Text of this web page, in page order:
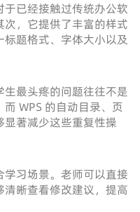
已经接触过传统办公软
，它提供了丰富的样式
题格式、字体大小以及
最头疼的问题往往不是
WPS 的自动目录、页
著减少这些重复性操
习场景。老师可以直接
晰查看修改建议，提高